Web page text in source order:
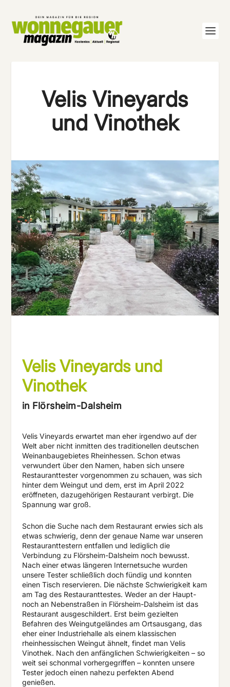
Velis Vineyards
und Vinothek
Velis Vineyards und
Vinothek
in Flörsheim-Dalsheim
Velis Vineyards erwartet man eher irgendwo auf der
Welt aber nicht inmitten des traditionellen deutschen
Weinanbaugebietes Rheinhessen. Schon etwas
verwundert über den Namen, haben sich unsere
Restauranttester vorgenommen zu schauen, was sich
hinter dem Weingut und dem, erst im April 2022
eröffneten, dazugehörigen Restaurant verbirgt. Die
Spannung war groß.
Schon die Suche nach dem Restaurant erwies sich als
etwas schwierig, denn der genaue Name war unseren
Restauranttestern entfallen und lediglich die
Verbindung zu Flörsheim-Dalsheim noch bewusst.
Nach einer etwas längeren Internetsuche wurden
unsere Tester schließlich doch fündig und konnten
einen Tisch reservieren. Die nächste Schwierigkeit kam
am Tag des Restauranttestes. Weder an der Haupt-
noch an Nebenstraßen in Flörsheim-Dalsheim ist das
Restaurant ausgeschildert. Erst beim gezielten
Befahren des Weingutgeländes am Ortsausgang, das
eher einer Industriehalle als einem klassischen
rheinhessischen Weingut ähnelt, findet man Velis
Vinothek. Nach den anfänglichen Schwierigkeiten – so
weit sei schonmal vorhergegriffen – konnten unsere
Tester jedoch einen nahezu perfekten Abend
genießen.